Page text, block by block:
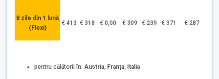
8 zile din 1 lună
(Flexi)
€ 413 € 318 € 0,00 € 309 € 239 € 371 € 287
pentru călătorii în: Austria, Franța, Italia